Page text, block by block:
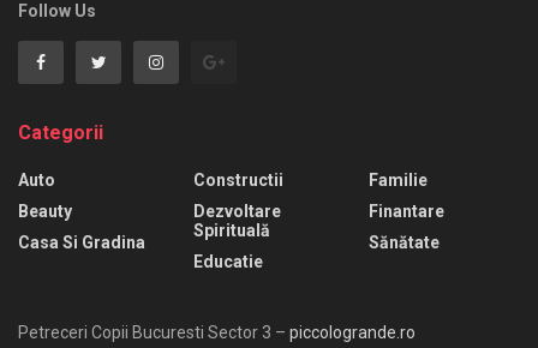
Follow Us
Categorii
Auto
Beauty
Casa Si Gradina
Constructii
Dezvoltare
Spirituală
Educatie
Familie
Finantare
Sănătate
Petreceri Copii Bucuresti Sector 3 – piccologrande.ro